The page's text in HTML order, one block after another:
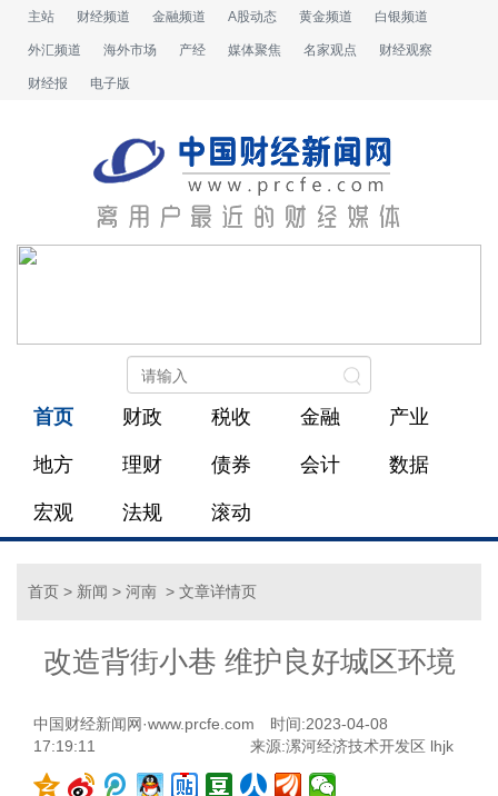
主站 财经频道 金融频道 A股动态 黄金频道 白银频道
外汇频道 海外市场 产经 媒体聚焦 名家观点 财经观察
财经报 电子版
首页 财政 税收 金融 产业
地方 理财 债券 会计 数据
宏观 法规 滚动
首页 > 新闻 > 河南 > 文章详情页
改造背街小巷 维护良好城区环境
中国财经新闻网·www.prcfe.com
时间:2023-04-08
17:19:11
来源:漯河经济技术开发区 lhjk